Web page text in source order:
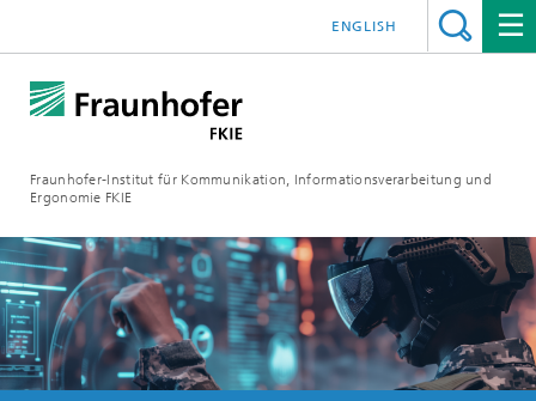
Fraunhofer-Institut für Kommunikation, Informationsverarbeitung und
Ergonomie FKIE
ENGLISH